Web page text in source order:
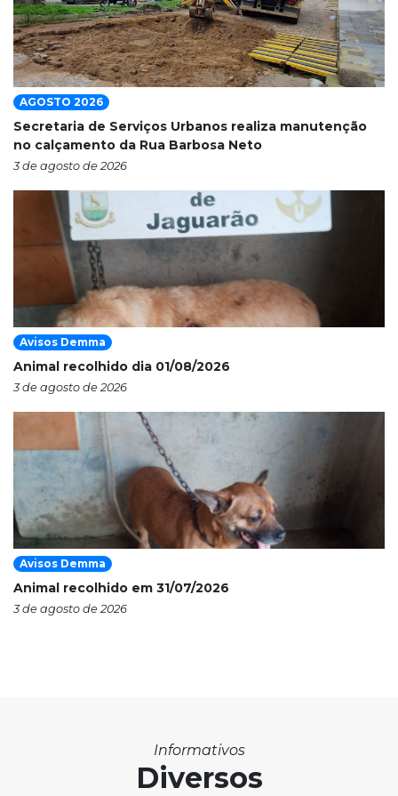
AGOSTO 2026
Secretaria de Serviços Urbanos realiza manutenção
no calçamento da Rua Barbosa Neto
3 de agosto de 2026
Avisos Demma
Animal recolhido dia 01/08/2026
3 de agosto de 2026
Avisos Demma
Animal recolhido em 31/07/2026
3 de agosto de 2026
Informativos
Diversos